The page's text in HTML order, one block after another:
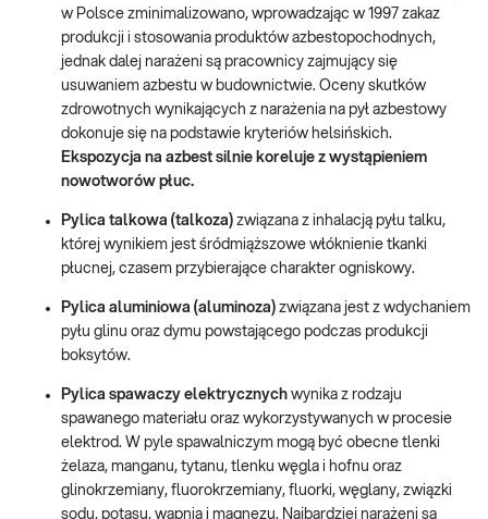
w Polsce zminimalizowano, wprowadzając w 1997 zakaz
produkcji i stosowania produktów azbestopochodnych,
jednak dalej narażeni są pracownicy zajmujący się
usuwaniem azbestu w budownictwie. Oceny skutków
zdrowotnych wynikających z narażenia na pył azbestowy
dokonuje się na podstawie kryteriów helsińskich.
Ekspozycja na azbest silnie koreluje z wystąpieniem
nowotworów płuc.
Pylica talkowa (talkoza) związana z inhalacją pyłu talku,
której wynikiem jest śródmiąższowe włóknienie tkanki
płucnej, czasem przybierające charakter ogniskowy.
Pylica aluminiowa (aluminoza) związana jest z wdychaniem
pyłu glinu oraz dymu powstającego podczas produkcji
boksytów.
Pylica spawaczy elektrycznych wynika z rodzaju
spawanego materiału oraz wykorzystywanych w procesie
elektrod. W pyle spawalniczym mogą być obecne tlenki
żelaza, manganu, tytanu, tlenku węgla i hofnu oraz
glinokrzemiany, fluorokrzemiany, fluorki, węglany, związki
sodu, potasu, wapnia i magnezu. Najbardziej narażeni są